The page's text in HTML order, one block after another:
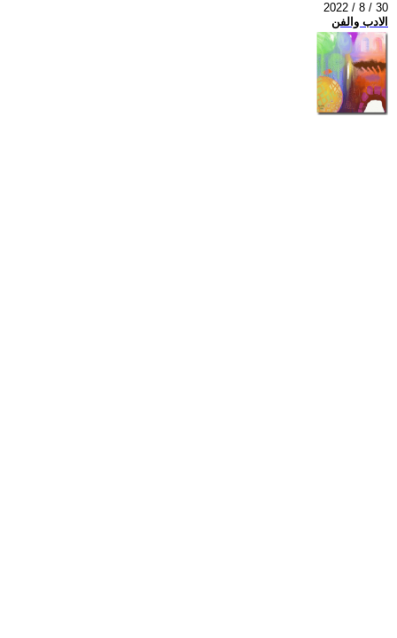
2022 / 8 / 30
الادب والفن